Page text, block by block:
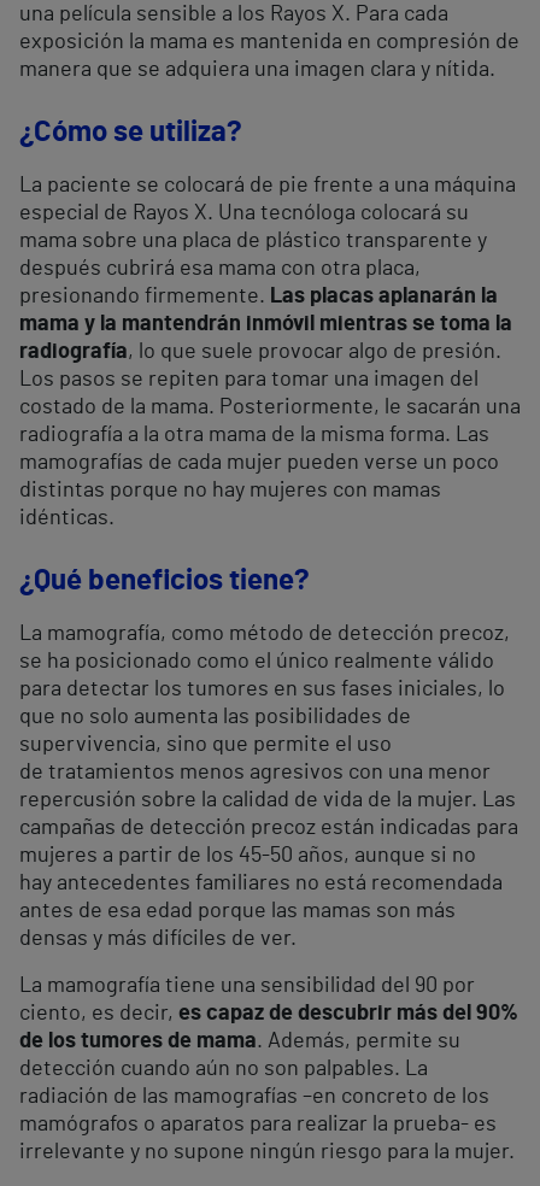
una película sensible a los Rayos X. Para cada
exposición la mama es mantenida en compresión de
manera que se adquiera una imagen clara y nítida.
¿Cómo se utiliza?
La paciente se colocará de pie frente a una máquina
especial de Rayos X. Una tecnóloga colocará su
mama sobre una placa de plástico transparente y
después cubrirá esa mama con otra placa,
presionando firmemente. Las placas aplanarán la
mama y la mantendrán inmóvil mientras se toma la
radiografía, lo que suele provocar algo de presión.
Los pasos se repiten para tomar una imagen del
costado de la mama. Posteriormente, le sacarán una
radiografía a la otra mama de la misma forma. Las
mamografías de cada mujer pueden verse un poco
distintas porque no hay mujeres con mamas
idénticas.
¿Qué beneficios tiene?
La mamografía, como método de detección precoz,
se ha posicionado como el único realmente válido
para detectar los tumores en sus fases iniciales, lo
que no solo aumenta las posibilidades de
supervivencia, sino que permite el uso
de tratamientos menos agresivos con una menor
repercusión sobre la calidad de vida de la mujer. Las
campañas de detección precoz están indicadas para
mujeres a partir de los 45-50 años, aunque si no
hay antecedentes familiares no está recomendada
antes de esa edad porque las mamas son más
densas y más difíciles de ver.
La mamografía tiene una sensibilidad del 90 por
ciento, es decir, es capaz de descubrir más del 90%
de los tumores de mama. Además, permite su
detección cuando aún no son palpables. La
radiación de las mamografías –en concreto de los
mamógrafos o aparatos para realizar la prueba- es
irrelevante y no supone ningún riesgo para la mujer.